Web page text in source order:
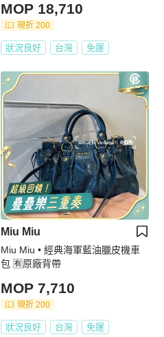
MOP 18,710
現折 200
狀況良好 台灣 免運
Miu Miu
Miu Miu • 經典海軍藍油臘皮機車
包 🈶原廠背帶
MOP 7,710
現折 200
狀況良好 台灣 免運